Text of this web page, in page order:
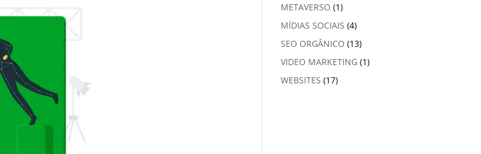
METAVERSO (1)
MÍDIAS SOCIAIS (4)
SEO ORGÂNICO (13)
VIDEO MARKETING (1)
WEBSITES (17)